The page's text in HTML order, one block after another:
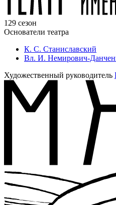
129 сезон
Основатели театра
К. С. Станиславский
Вл. И. Немирович-
Художественный руководитель